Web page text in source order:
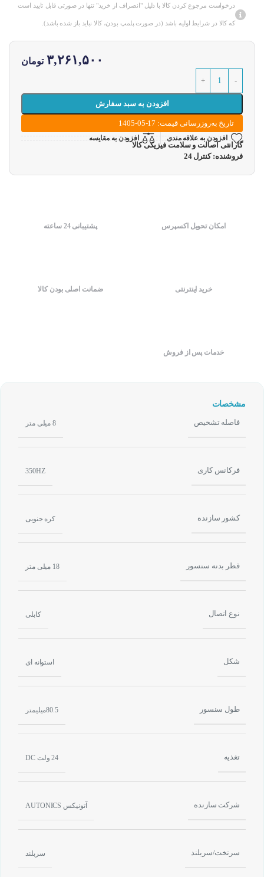
درخواست مرجوع کردن کالا با دلیل "انصراف از خرید" تنها در صورتی قابل تایید است
که کالا در شرایط اولیه باشد (در صورت پلمپ بودن، کالا نباید باز شده باشد).
۳,۲۶۱,۵۰۰ تومان
افزودن به سبد سفارش
تاریخ به‌روزرسانی قیمت: 17-05-1405
افزودن به علاقه مندی افزودن به مقایسه
گارانتی اصالت و سلامت فیزیکی کالا
فروشنده: کنترل 24
امکان تحویل اکسپرس پشتیبانی 24 ساعته
خرید اینترنتی ضمانت اصلی بودن کالا
خدمات پس از فروش
مشخصات
فاصله تشخیص 8 میلی متر
فرکانس کاری 350HZ
کشور سازنده کره جنوبی
قطر بدنه سنسور 18 میلی متر
نوع اتصال کابلی
شکل استوانه ای
طول سنسور 80.5میلیمتر
تغذیه 24 ولت DC
شرکت سازنده آتونیکس AUTONICS
سرتخت/سربلند سربلند